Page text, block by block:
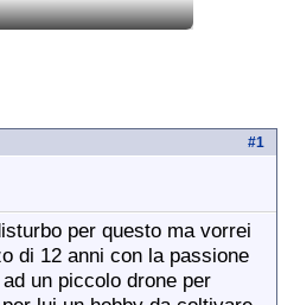
#1
per questo ma vorrei
di 12 anni con la passione
un piccolo drone per